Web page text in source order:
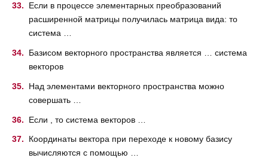
Если в процессе элементарных преобразований
расширенной матрицы получилась матрица вида: то
система …
Базисом векторного пространства является … система
векторов
Над элементами векторного пространства можно
совершать …
Если , то система векторов …
Координаты вектора при переходе к новому базису
вычисляются с помощью …